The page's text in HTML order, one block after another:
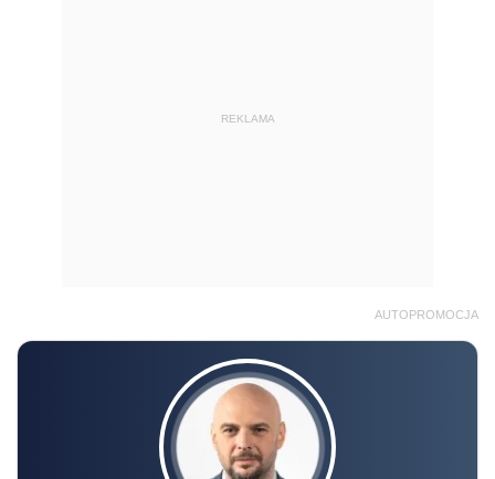
REKLAMA
AUTOPROMOCJA